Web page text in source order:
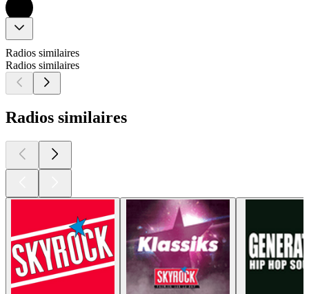
Radios similaires
Radios similaires
Radios similaires